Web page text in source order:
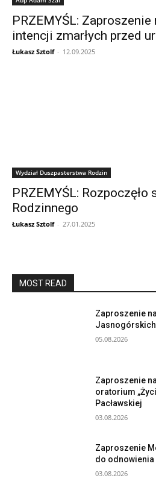
PRZEMYŚL:
intencji zmarłych przed
Łukasz Sztolf - 12.09.2025
Wydział Duszpasterstwa Rodzin
PRZEMYŚL:
Rodzinnego
Łukasz Sztolf - 27.01.2025
MOST READ
Zaproszenie
05.08.2026
Zaproszenie
oratorium
Pacławskiej
03.08.2026
Zaproszenie
do
03.08.2026